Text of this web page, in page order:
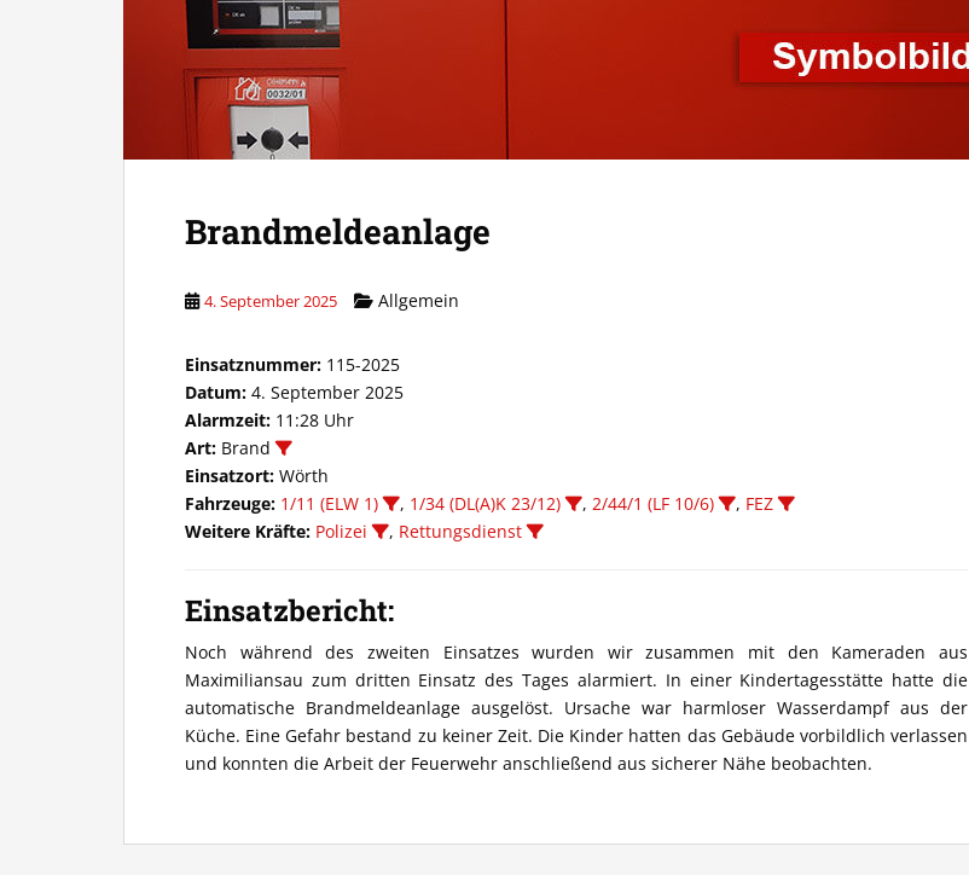
Brandmeldeanlage
4. September 2025 Allgemein
Einsatznummer: 115-2025
Datum: 4. September 2025
Alarmzeit: 11:28 Uhr
Art: Brand
Einsatzort: Wörth
Fahrzeuge: 1/11 (ELW 1) , 1/34 (DL(A)K 23/12) , 2/44/1 (LF 10/6) , FEZ
Weitere Kräfte: Polizei , Rettungsdienst
Einsatzbericht:
Noch während des zweiten Einsatzes wurden wir zusammen mit den Kameraden aus
Maximiliansau zum dritten Einsatz des Tages alarmiert. In einer Kindertagesstätte hatte die
automatische Brandmeldeanlage ausgelöst. Ursache war harmloser Wasserdampf aus der
Küche. Eine Gefahr bestand zu keiner Zeit. Die Kinder hatten das Gebäude vorbildlich verlassen
und konnten die Arbeit der Feuerwehr anschließend aus sicherer Nähe beobachten.